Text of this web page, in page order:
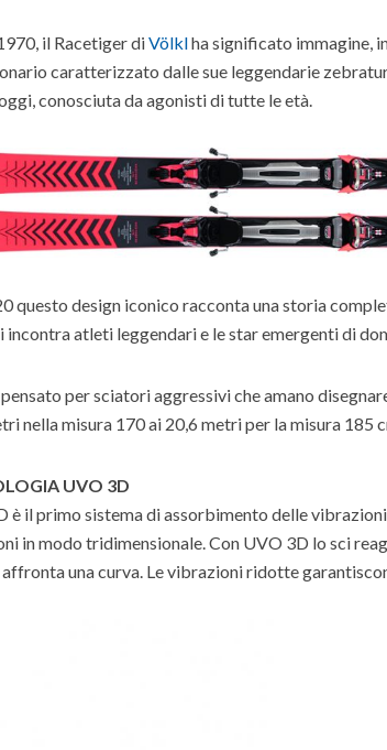
il Racetiger diVölklha significato immagine,
caratterizzato dalle sue leggendarie
conosciuta da agonisti di tutte le età.
questo design iconico racconta una storia
incontra atleti leggendari e le star emergenti di
pensato per sciatori aggressivi che amano
nella misura 170 ai 20,6 metri per la misura 185
UVO 3D
è il primo sistema di assorbimento delle
in modo tridimensionale. Con UVO 3D lo sci
una curva. Le vibrazioni ridotte